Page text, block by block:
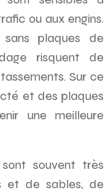
ou aux engins.
plaques de
risquent de
Sur ce
et des plaques
une meilleure
souvent très
et de sables, de